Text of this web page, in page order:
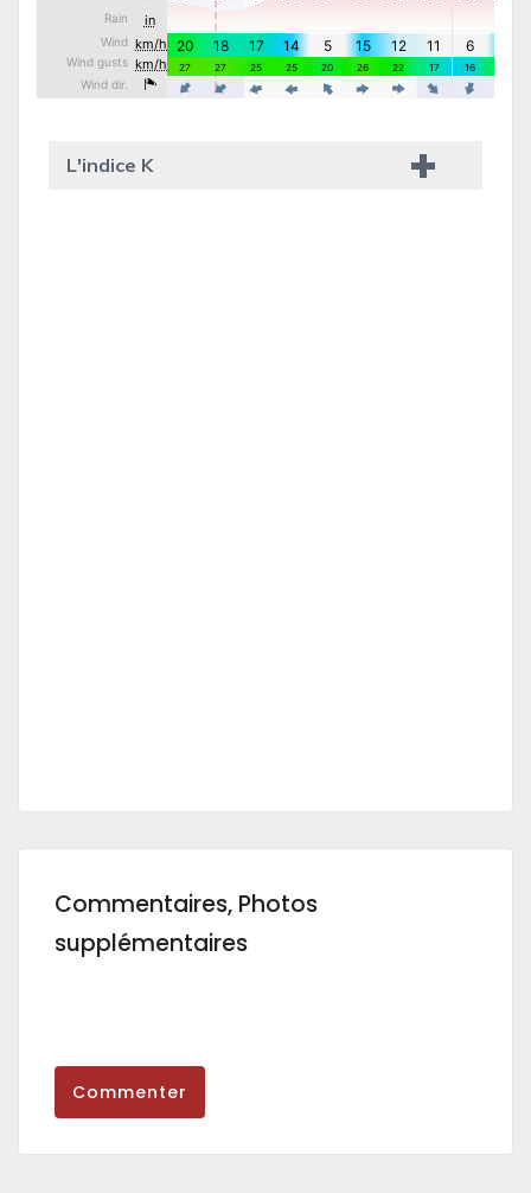
L'indice K
Commentaires, Photos
supplémentaires
Commenter